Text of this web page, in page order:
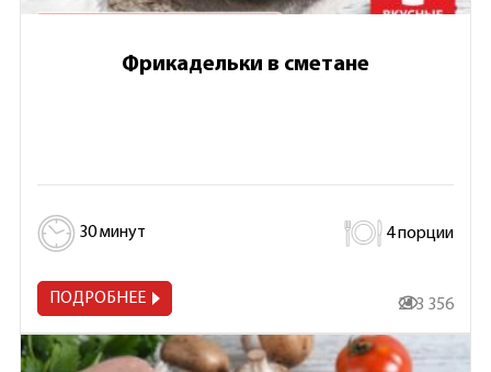
Фрикадельки в сметане
30 минут 4 порции
ПОДРОБНЕЕ 213 356